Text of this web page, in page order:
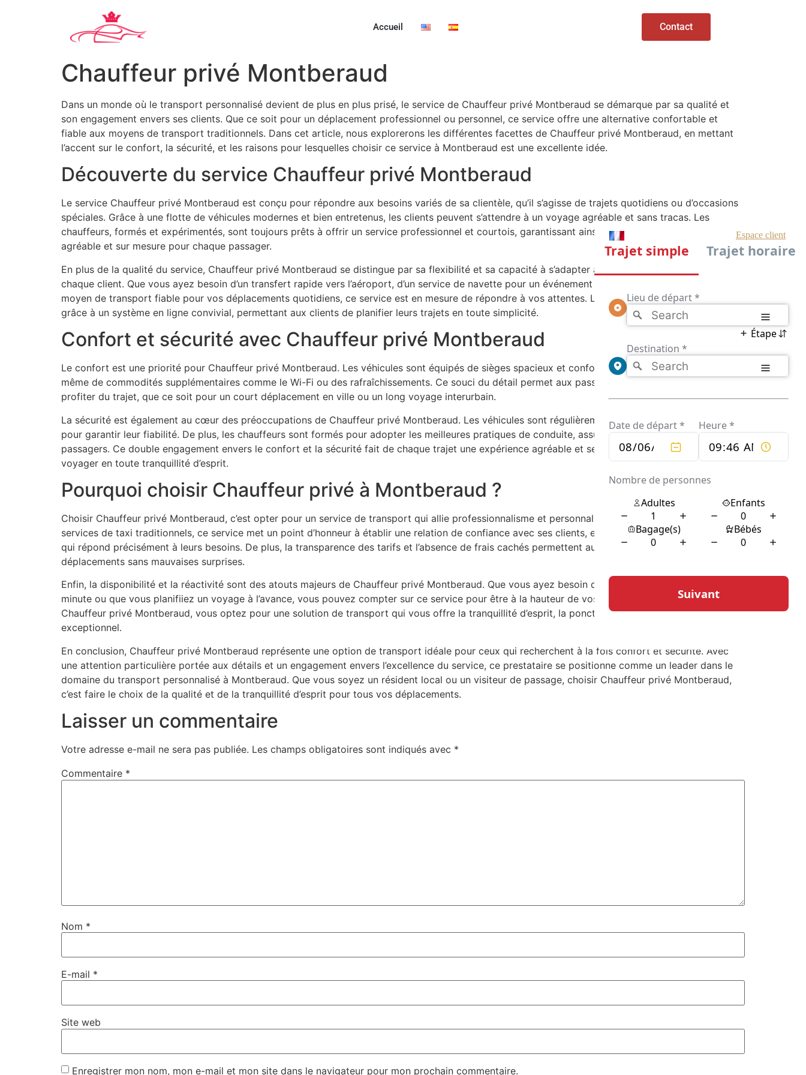
Accueil Contact
Chauffeur privé Montberaud
Dans un monde où le transport personnalisé devient de plus en plus prisé, le service de Chauffeur privé Montberaud se démarque par sa qualité et
son engagement envers ses clients. Que ce soit pour un déplacement professionnel ou personnel, ce service offre une alternative confortable et
fiable aux moyens de transport traditionnels. Dans cet article, nous explorerons les différentes facettes de Chauffeur privé Montberaud, en mettant
l’accent sur le confort, la sécurité, et les raisons pour lesquelles choisir ce service à Montberaud est une excellente idée.
Découverte du service Chauffeur privé Montberaud
Le service Chauffeur privé Montberaud est conçu pour répondre aux besoins variés de sa clientèle, qu’il s’agisse de trajets quotidiens ou d’occasions
spéciales. Grâce à une flotte de véhicules modernes et bien entretenus, les clients peuvent s’attendre à un voyage agréable et sans tracas. Les
chauffeurs, formés et expérimentés, sont toujours prêts à offrir un service professionnel et courtois, garantissant ainsi une expérience de transport
agréable et sur mesure pour chaque passager.
En plus de la qualité du service, Chauffeur privé Montberaud se distingue par sa flexibilité et sa capacité à s’adapter aux besoins spécifiques de
chaque client. Que vous ayez besoin d’un transfert rapide vers l’aéroport, d’un service de navette pour un événement spécial, ou simplement d’un
moyen de transport fiable pour vos déplacements quotidiens, ce service est en mesure de répondre à vos attentes. La réservation est simplifiée
grâce à un système en ligne convivial, permettant aux clients de planifier leurs trajets en toute simplicité.
Confort et sécurité avec Chauffeur privé Montberaud
Le confort est une priorité pour Chauffeur privé Montberaud. Les véhicules sont équipés de sièges spacieux et confortables, climatisation, et parfois
même de commodités supplémentaires comme le Wi-Fi ou des rafraîchissements. Ce souci du détail permet aux passagers de se détendre et de
profiter du trajet, que ce soit pour un court déplacement en ville ou un long voyage interurbain.
La sécurité est également au cœur des préoccupations de Chauffeur privé Montberaud. Les véhicules sont régulièrement inspectés et entretenus
pour garantir leur fiabilité. De plus, les chauffeurs sont formés pour adopter les meilleures pratiques de conduite, assurant ainsi la sécurité de tous les
passagers. Ce double engagement envers le confort et la sécurité fait de chaque trajet une expérience agréable et sereine, permettant aux clients de
voyager en toute tranquillité d’esprit.
Pourquoi choisir Chauffeur privé à Montberaud ?
Choisir Chauffeur privé Montberaud, c’est opter pour un service de transport qui allie professionnalisme et personnalisation. Contrairement aux
services de taxi traditionnels, ce service met un point d’honneur à établir une relation de confiance avec ses clients, en offrant un service sur mesure
qui répond précisément à leurs besoins. De plus, la transparence des tarifs et l’absence de frais cachés permettent aux clients de planifier leurs
déplacements sans mauvaises surprises.
Enfin, la disponibilité et la réactivité sont des atouts majeurs de Chauffeur privé Montberaud. Que vous ayez besoin d’un chauffeur à la dernière
minute ou que vous planifiiez un voyage à l’avance, vous pouvez compter sur ce service pour être à la hauteur de vos attentes. En choisissant
Chauffeur privé Montberaud, vous optez pour une solution de transport qui vous offre la tranquillité d’esprit, la ponctualité, et un service client
exceptionnel.
En conclusion, Chauffeur privé Montberaud représente une option de transport idéale pour ceux qui recherchent à la fois confort et sécurité. Avec
une attention particulière portée aux détails et un engagement envers l’excellence du service, ce prestataire se positionne comme un leader dans le
domaine du transport personnalisé à Montberaud. Que vous soyez un résident local ou un visiteur de passage, choisir Chauffeur privé Montberaud,
c’est faire le choix de la qualité et de la tranquillité d’esprit pour tous vos déplacements.
Laisser un commentaire
Votre adresse e-mail ne sera pas publiée. Les champs obligatoires sont indiqués avec *
Commentaire *
Nom *
E-mail *
Site web
Enregistrer mon nom, mon e-mail et mon site dans le navigateur pour mon prochain commentaire.